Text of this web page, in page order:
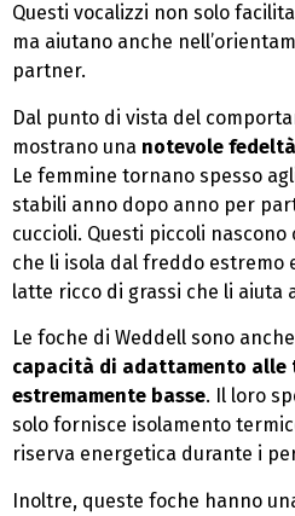
Questi vocalizzi non solo
ma aiutano anche
partner.
Dal punto di vista del
mostrano una notevole
Le femmine tornano spesso
stabili anno dopo anno per
cuccioli. Questi piccoli
che li isola dal freddo estremo
latte ricco di grassi che li aiuta
Le foche di Weddell sono
capacità di adattamento alle
estremamente basse. Il loro
solo fornisce isolamento
riserva energetica durante i
Inoltre, queste foche hanno